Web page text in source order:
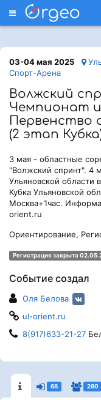
Меню
03-04 мая 2025
Спорт-Арена
Волжский
Чемпионат и
Первенство
(2 этап
3 мая - областные
"Волжский спринт". 4
Ульяновской области
Кубка Ульяновской
Москва+1час.
orient.ru
Ориентирование,
Регистрация закрыта
Событие создал
Оля Белова
ul-orient.ru
8(917)633-21-27
68 260